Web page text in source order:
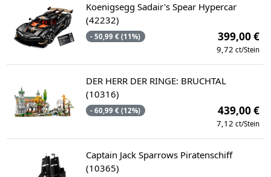
Koenigsegg Sadair's Spear Hypercar
(42232)
- 50,99 € (11%) 399,00 €
9,72 ct/Stein
DER HERR DER RINGE: BRUCHTAL
(10316)
- 60,99 € (12%) 439,00 €
7,12 ct/Stein
Captain Jack Sparrows Piratenschiff
(10365)